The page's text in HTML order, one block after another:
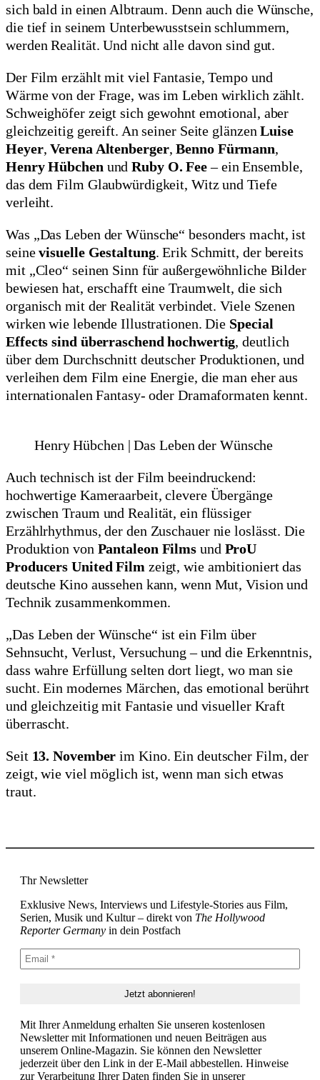
sich bald in einen Albtraum. Denn auch die Wünsche,
die tief in seinem Unterbewusstsein schlummern,
werden Realität. Und nicht alle davon sind gut.
Der Film erzählt mit viel Fantasie, Tempo und
Wärme von der Frage, was im Leben wirklich zählt.
Schweighöfer zeigt sich gewohnt emotional, aber
gleichzeitig gereift. An seiner Seite glänzenLuise
Heyer,Verena Altenberger,Benno Fürmann,
Henry Hübchen undRuby O. Fee– ein Ensemble,
das dem Film Glaubwürdigkeit, Witz und Tiefe
verleiht.
Was „Das Leben der Wünsche“ besonders macht, ist
seinevisuelle Gestaltung. Erik Schmitt, der bereits
mit „Cleo“ seinen Sinn für außergewöhnliche Bilder
bewiesen hat, erschafft eine Traumwelt, die sich
organisch mit der Realität verbindet. Viele Szenen
wirken wie lebende Illustrationen. Die Special
Effects sind überraschend hochwertig, deutlich
über dem Durchschnitt deutscher Produktionen, und
verleihen dem Film eine Energie, die man eher aus
internationalen Fantasy- oder Dramaformaten kennt.
Henry Hübchen | Das Leben der Wünsche
Auch technisch ist der Film beeindruckend:
hochwertige Kameraarbeit, clevere Übergänge
zwischen Traum und Realität, ein flüssiger
Erzählrhythmus, der den Zuschauer nie loslässt. Die
Produktion von Pantaleon Films und ProU
Producers United Film zeigt, wie ambitioniert das
deutsche Kino aussehen kann, wenn Mut, Vision und
Technik zusammenkommen.
„Das Leben der Wünsche“ ist ein Film über
Sehnsucht, Verlust, Versuchung – und die Erkenntnis,
dass wahre Erfüllung selten dort liegt, wo man sie
sucht. Ein modernes Märchen, das emotional berührt
und gleichzeitig mit Fantasie und visueller Kraft
überrascht.
Seit 13. November im Kino. Ein deutscher Film, der
zeigt, wie viel möglich ist, wenn man sich etwas
traut.
Thr Newsletter
Exklusive News, Interviews und Lifestyle-Stories aus Film,
Serien, Musik und Kultur – direkt von The Hollywood
Reporter Germany in dein Postfach
Mit Ihrer Anmeldung erhalten Sie unseren kostenlosen
Newsletter mit Informationen und neuen Beiträgen aus
unserem Online-Magazin. Sie können den Newsletter
jederzeit über den Link in der E-Mail abbestellen. Hinweise
zur Verarbeitung Ihrer Daten finden Sie in unserer